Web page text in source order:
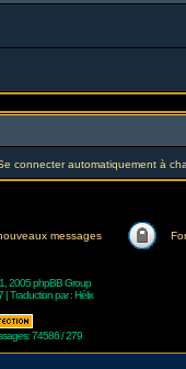
automatiquement à
messages
2005 phpBB Group
| Traduction par :Hélix
74586 / 279